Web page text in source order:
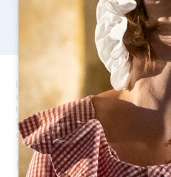
Lussac is een stad in de regio
de hoofdplaats van het kanton
ligt op 9 km van Saint Emilion en
2.343 hectare. Vandaag telt de
die Lussacais en Lussacaises
EEN BEETJE